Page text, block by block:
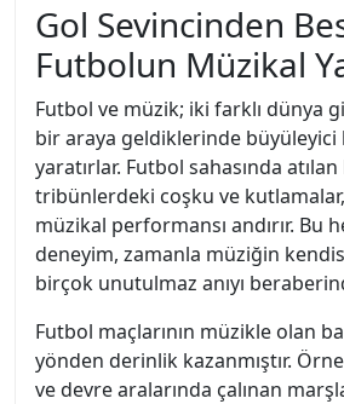
Gol Sevincinden
Futbolun Müzikal
Futbol ve müzik; iki farklı dünya
bir araya geldiklerinde büyüleyici
yaratırlar. Futbol sahasında
tribünlerdeki coşku ve
müzikal performansı andırır. Bu
deneyim, zamanla müziğin
birçok unutulmaz anıyı
Futbol maçlarının müzikle olan
yönden derinlik kazanmıştır.
ve devre aralarında çalınan